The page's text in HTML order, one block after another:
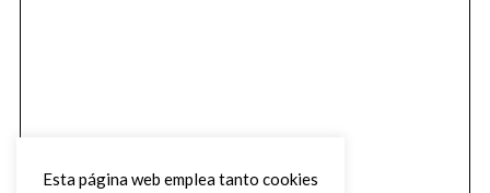
Esta página web emplea tanto cookies